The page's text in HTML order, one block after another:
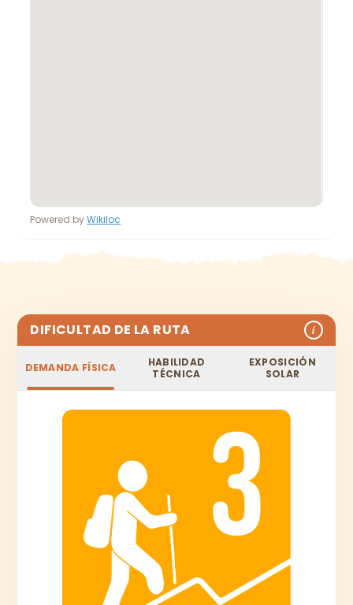
Powered by Wikiloc
DIFICULTAD DE LA RUTA i
DEMANDA FÍSICA
HABILIDAD
TÉCNICA
EXPOSICIÓN
SOLAR